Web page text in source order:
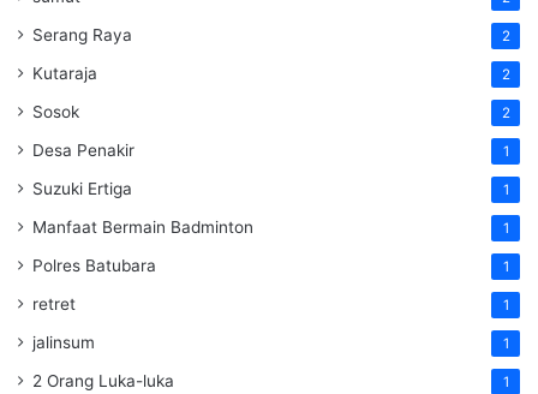
Serang Raya 2
Kutaraja 2
Sosok 2
Desa Penakir 1
Suzuki Ertiga 1
Manfaat Bermain Badminton 1
Polres Batubara 1
retret 1
jalinsum 1
2 Orang Luka-luka 1